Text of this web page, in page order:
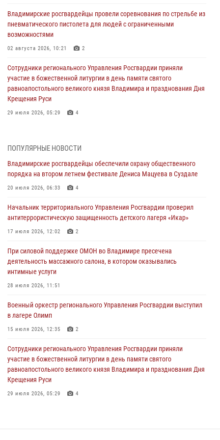
Владимирские росгвардейцы провели соревнования по стрельбе из
пневматического пистолета для людей с ограниченными
возможностями
02 августа 2026, 10:21 2
Сотрудники регионального Управления Росгвардии приняли
участие в божественной литургии в день памяти святого
равноапостольного великого князя Владимира и празднования Дня
Крещения Руси
29 июля 2026, 05:29 4
интимные услуги
28 июля 2026, 11:51
Во Владимирcкой области открыли профильную Росгвардейскую
27 июля 2026, 16:43 2
Владимирские росгвардейцы обеспечили охрану общественного
20 июля 2026, 06:33 4
Военнослужащий военного оркестра регионального Управления
Росвардии выступил на празднике «Один день с Росгвардией» к
19 июля 2026, 11:17 7
Начальник территориального Управления Росгвардии проверил
17 июля 2026, 12:02 2
ПОПУЛЯРНЫЕ НОВОСТИ
Владимирские росгвардейцы обеспечили охрану общественного
порядка на втором летнем фестивале Дениса Мацуева в Суздале
20 июля 2026, 06:33 4
Начальник территориального Управления Росгвардии проверил
антитеррористическую защищенность детского лагеря «Икар»
17 июля 2026, 12:02 2
При силовой поддержке ОМОН во Владимире пресечена
деятельность массажного салона, в котором оказывались
интимные услуги
28 июля 2026, 11:51
Военный оркестр регионального Управления Росгвардии выступил
в лагере Олимп
15 июля 2026, 12:35 2
Сотрудники регионального Управления Росгвардии приняли
участие в божественной литургии в день памяти святого
равноапостольного великого князя Владимира и празднования Дня
Крещения Руси
29 июля 2026, 05:29 4